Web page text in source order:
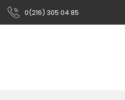
0(216) 305 04 85